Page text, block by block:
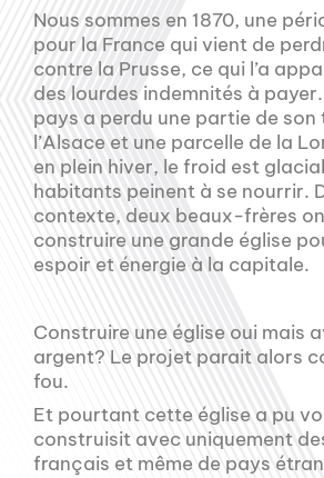
Nous sommes en 1870, une
pour la France qui vient de
contre la Prusse, ce qui l’a
des lourdes indemnités à
pays a perdu une partie de
l’Alsace et une parcelle de la
en plein hiver, le froid est
habitants peinent à se nourrir.
contexte, deux beaux-frères
construire une grande église
espoir et énergie à la capitale.
Construire une église oui mais
argent? Le projet parait alors
fou.
Et pourtant cette église a pu
construisit avec uniquement
français et même de pays